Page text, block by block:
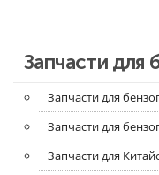
Запчасти для
Запчасти для
Запчасти для
Запчасти для